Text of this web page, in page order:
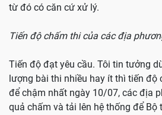
từ đó có căn cứ xử lý.
Tiến độ chấm thi của các địa
Tiến độ đạt yêu cầu. Tôi tin tưởng
lượng bài thi nhiều hay ít thì tiến độ
để chậm nhất ngày 10/07, các địa
quả chấm và tải lên hệ thống để Bộ